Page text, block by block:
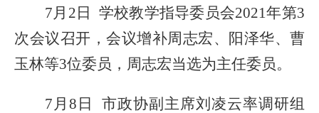
7月2日 学校教学指导委员会2021年第3
次会议召开，会议增补周志宏、阳泽华、曹
玉林等3位委员，周志宏当选为主任委员。
7月8日 市政协副主席刘凌云率调研组